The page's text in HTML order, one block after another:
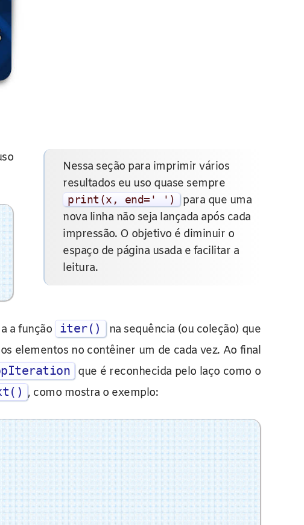
Nessa seção para imprimir vários
resultados eu uso quase sempre
print(x , end= ' ' )
para que uma
nova linha não seja lançada após cada
impressão. O objetivo é diminuir o
espaço de página usada e facilitar a
leitura.
a função iter()
na sequência (ou coleção) que
elementos no contêiner um de cada vez. Ao final
que é reconhecida pelo laço como o
, como mostra o exemplo: